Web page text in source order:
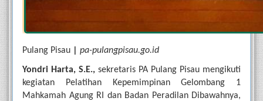
Pulang Pisau pa-pulangpisau.go.id
Yondri Harta, S.E., sekretaris PA Pulang Pisau mengikuti
kegiatan Pelatihan Kepemimpinan Gelombang 1
Mahkamah Agung RI dan Badan Peradilan Dibawahnya,